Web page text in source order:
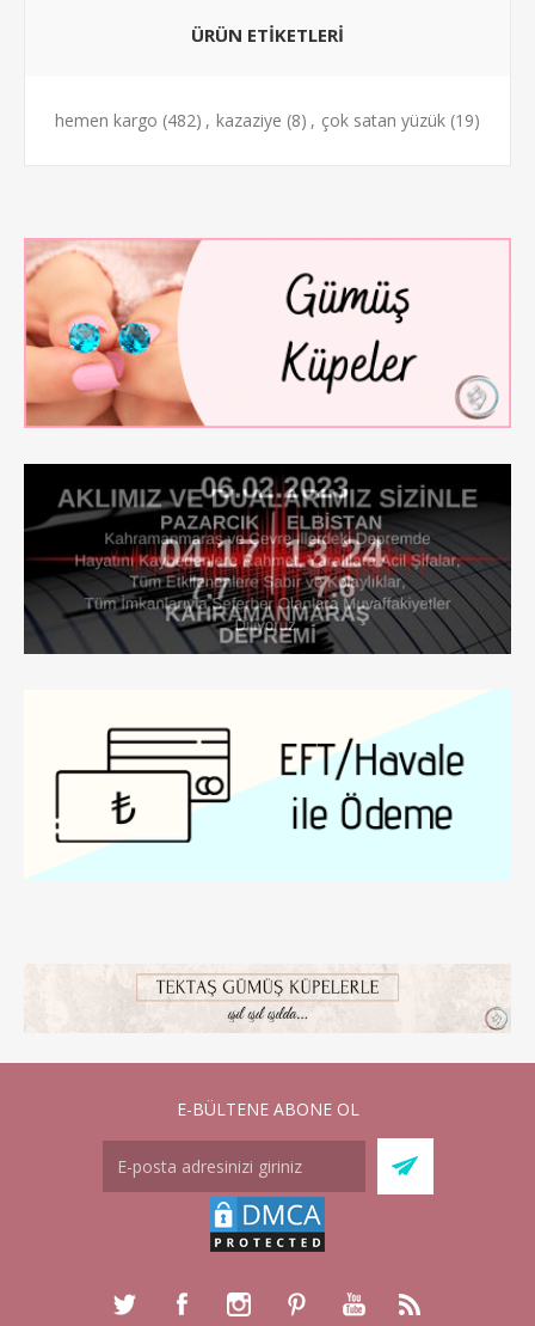
ÜRÜN ETİKETLERİ
hemen kargo (482) , kazaziye (8) , çok satan yüzük (19)
E-BÜLTENE ABONE OL